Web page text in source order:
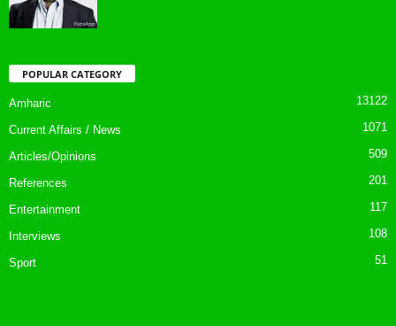
POPULAR CATEGORY
Amharic 13122
Current Affairs / News 1071
Articles/Opinions 509
References 201
Entertainment 117
Interviews 108
Sport 51